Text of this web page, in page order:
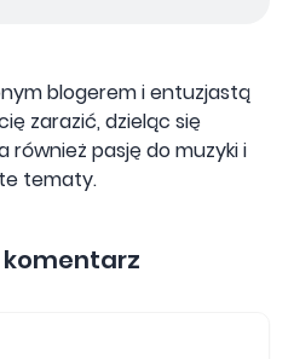
blogerem i entuzjastą
zarazić, dzieląc się
również pasję do muzyki i
tematy.